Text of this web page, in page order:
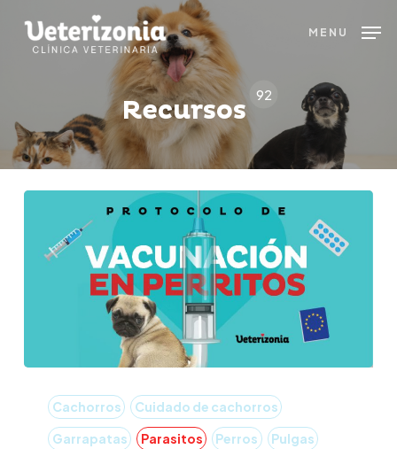
MENU
Recursos
92
vacunación
Cachorros
Cuidado de cachorros
Garrapatas
Parasitos Perros
Pulgas